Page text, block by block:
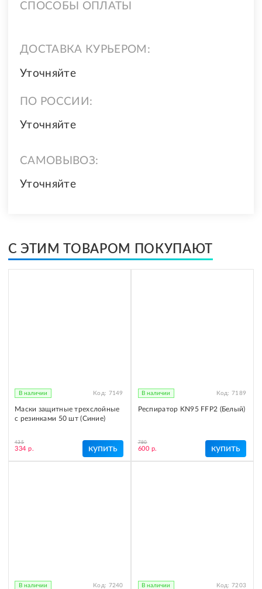
СПОСОБЫ ОПЛАТЫ
ДОСТАВКА КУРЬЕРОМ:
Уточняйте
ПО РОССИИ:
Уточняйте
САМОВЫВОЗ:
Уточняйте
С ЭТИМ ТОВАРОМ ПОКУПАЮТ
В наличии Код: 7149
Маски защитные трехслойные
с резинками 50 шт (Синие)
435
334 р. купить
В наличии Код: 7189
Респиратор KN95 FFP2 (Белый)
780
600 р. купить
В наличии Код: 7240 В наличии Код: 7203